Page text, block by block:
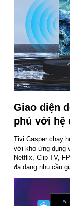
Giao diện
phú với hệ
Tivi Casper chạy
với kho ứng dụng
Netflix, Clip TV,
đa dạng nhu cầu